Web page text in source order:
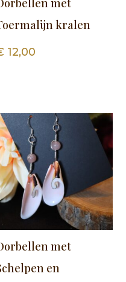
met
kralen
12,00
met
en